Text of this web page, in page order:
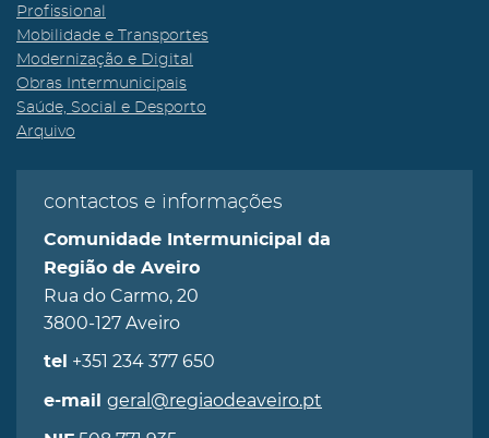
Profissional
Mobilidade e Transportes
Modernização e Digital
Obras Intermunicipais
Saúde, Social e Desporto
Arquivo
contactos e informações
Comunidade Intermunicipal da
Região de Aveiro
Rua do Carmo, 20
3800-127 Aveiro
tel +351 234 377 650
e-mail geral@regiaodeaveiro.pt